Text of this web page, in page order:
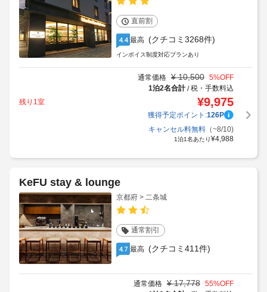
直前割
4.4 最高 (クチコミ3268件)
インボイス制度対応プランあり
通常価格 ¥ 10,500 5%OFF
1泊2名合計/税・手数料込
残り1室
¥9,975
獲得予定ポイント:126P
キャンセル料無料（~8/10)
1泊1名あたり¥4,988
KeFU stay & lounge
京都府 > 二条城
通常割引
4.7 最高 (クチコミ411件)
通常価格 ¥ 17,778 55%OFF